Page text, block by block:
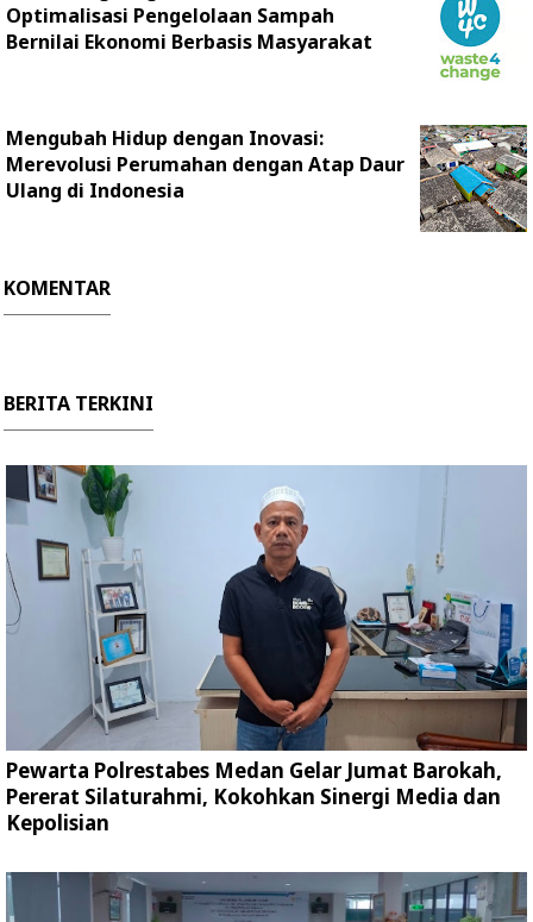
Optimalisasi Pengelolaan Sampah
Bernilai Ekonomi Berbasis Masyarakat
Mengubah Hidup dengan Inovasi:
Merevolusi Perumahan dengan Atap Daur
Ulang di Indonesia
KOMENTAR
BERITA TERKINI
Pewarta Polrestabes Medan Gelar Jumat Barokah,
Pererat Silaturahmi, Kokohkan Sinergi Media dan
Kepolisian